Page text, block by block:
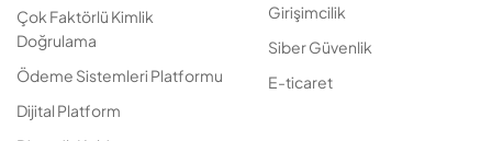
Çok Faktörlü Kimlik
Doğrulama
Ödeme Sistemleri Platformu
Dijital Platform
Girişimcilik
Siber Güvenlik
E-ticaret